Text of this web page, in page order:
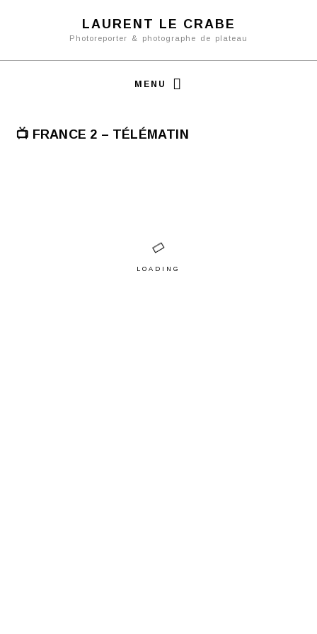
LAURENT LE CRABE
Photoreporter & photographe de plateau
MENU
📺 FRANCE 2 – TÉLÉMATIN
LOADING